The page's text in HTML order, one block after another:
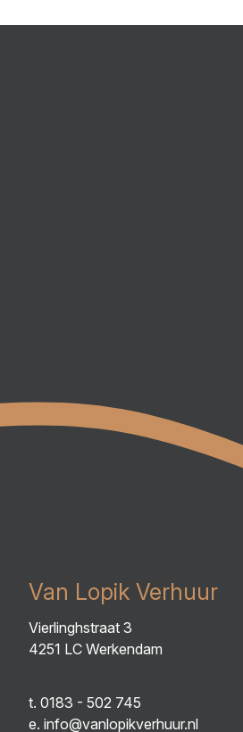
Van Lopik Verhuur
Vierlinghstraat 3
4251 LC Werkendam
t. 0183 - 502 745
e. info@vanlopikverhuur.nl